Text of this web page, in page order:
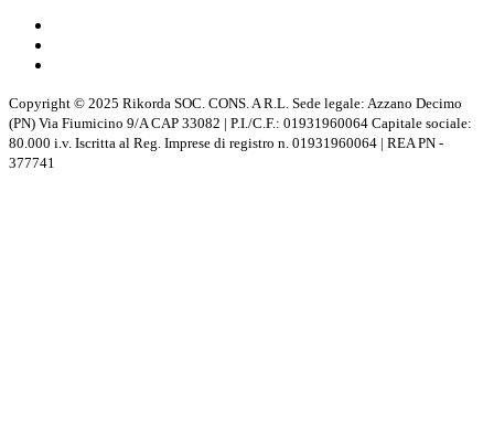
Copyright © 2025 Rikorda SOC. CONS. A R.L. Sede legale: Azzano Decimo
(PN) Via Fiumicino 9/A CAP 33082 | P.I./C.F.: 01931960064 Capitale sociale:
80.000 i.v. Iscritta al Reg. Imprese di registro n. 01931960064 | REA PN -
377741